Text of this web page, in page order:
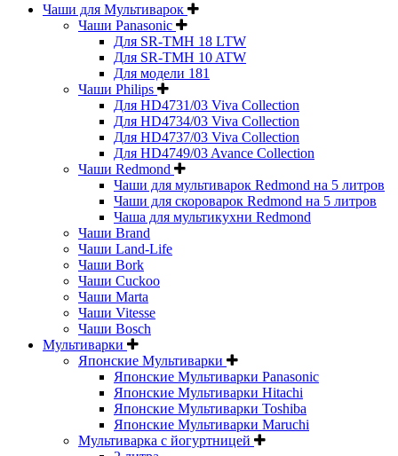
Чаши для Мультиварок
Чаши Panasonic
Для SR-TMH 18 LTW
Для SR-TMH 10 ATW
Для модели 181
Чаши Philips
Для HD4731/03 Viva Collection
Для HD4734/03 Viva Collection
Для HD4737/03 Viva Collection
Для HD4749/03 Avance Collection
Чаши Redmond
Чаши для мультиварок Redmond на 5 литров
Чаши для скороварок Redmond на 5 литров
Чаша для мультикухни Redmond
Чаши Brand
Чаши Land-Life
Чаши Bork
Чаши Cuckoo
Чаши Marta
Чаши Vitesse
Чаши Bosch
Мультиварки
Японские Мультиварки
Японские Мультиварки Panasonic
Японские Мультиварки Hitachi
Японские Мультиварки Toshiba
Японские Мультиварки Maruchi
Мультиварка с йогуртницей